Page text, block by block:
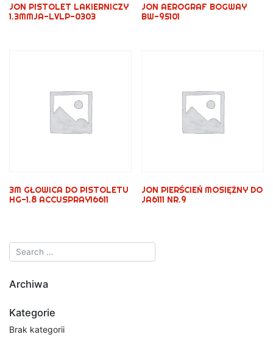
JON PISTOLET LAKIERNICZY
1.3MMJA-LVLP-0303
JON AEROGRAF BOGWAY
BW-95101
3M GŁOWICA DO PISTOLETU
HG-1.8 ACCUSPRAY16611
JON PIERŚCIEŃ MOSIĘŻNY DO
JA6111 NR.9
Archiwa
Kategorie
Brak kategorii